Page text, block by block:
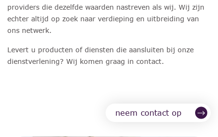
providers die dezelfde waarden nastreven als wij. Wij zijn
echter altijd op zoek naar verdieping en uitbreiding van
ons netwerk.
Levert u producten of diensten die aansluiten bij onze
dienstverlening? Wij komen graag in contact.
neem contact op